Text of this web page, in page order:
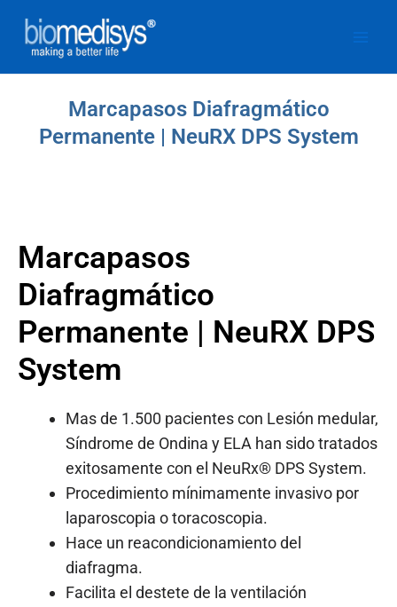
contenido
Marcapasos Diafragmático
Permanente | NeuRX DPS System
Marcapasos
Diafragmático
Permanente | NeuRX DPS
System
Mas de 1.500 pacientes con Lesión medular,
Síndrome de Ondina y ELA han sido tratados
exitosamente con el NeuRx® DPS System.
Procedimiento mínimamente invasivo por
laparoscopia o toracoscopia.
Hace un reacondicionamiento del
diafragma.
Facilita el destete de la ventilación